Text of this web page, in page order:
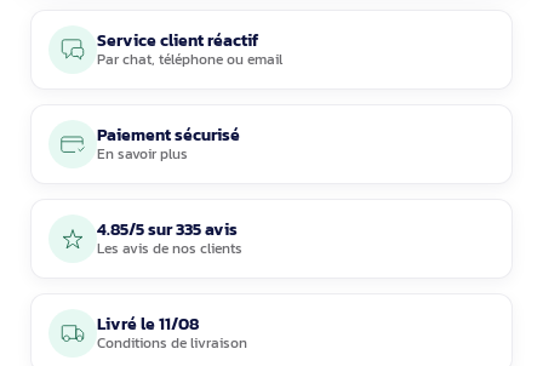
Service client réactif
Parchat, téléphoneouemail
Paiement sécurisé
En savoir plus
4.85/5 sur 335 avis
Les avis de nos clients
Livré le11/08
Conditions de livraison